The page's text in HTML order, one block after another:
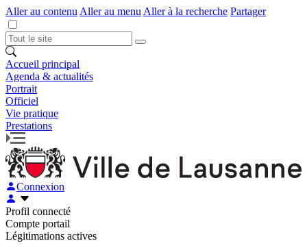
Aller au contenu Aller au menu Aller à la recherche Partager
Accueil principal
Agenda & actualités
Portrait
Officiel
Vie pratique
Prestations
Connexion
Profil connecté
Compte portail
Légitimations actives